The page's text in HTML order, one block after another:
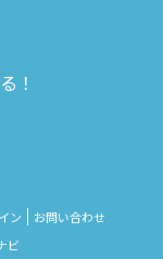
！
ン
お問い合わせ
ビ